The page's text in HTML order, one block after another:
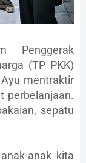
(TP PKK)
mentraktir
perbelanjaan.
sepatu
anak kita